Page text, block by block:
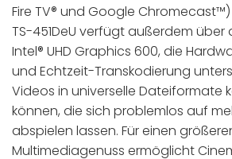
Fire TV® und Google
TS-451DeU verfügt außerdem über
Intel® UHD Graphics 600, die
und Echtzeit-Transkodierung
Videos in universelle Dateiformate
können, die sich problemlos auf
abspielen lassen. Für einen
Multimediagenuss ermöglicht